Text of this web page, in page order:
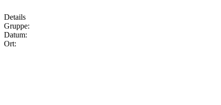
Details
Gruppe:
Datum:
Ort: